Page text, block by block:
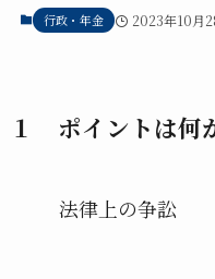
行政・年金 2023年10月
１ ポイントは何
法律上の争訟